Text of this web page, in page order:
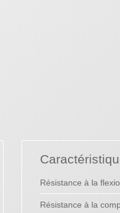
Résistance à la
Résistance à la